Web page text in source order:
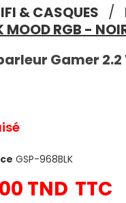
& CASQUES
MOOD RGB -
Gamer 2.2
GSP-968BLK
TND TTC